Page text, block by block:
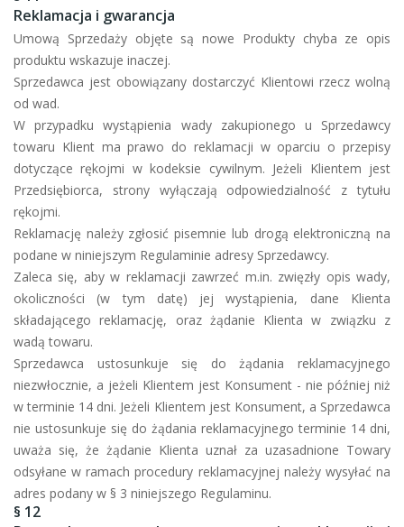
Reklamacja i gwarancja
Umową Sprzedaży objęte są nowe Produkty chyba ze opis
produktu wskazuje inaczej.
Sprzedawca jest obowiązany dostarczyć Klientowi rzecz wolną
od wad.
W przypadku wystąpienia wady zakupionego u Sprzedawcy
towaru Klient ma prawo do reklamacji w oparciu o przepisy
dotyczące rękojmi w kodeksie cywilnym. Jeżeli Klientem jest
Przedsiębiorca, strony wyłączają odpowiedzialność z tytułu
rękojmi.
Reklamację należy zgłosić pisemnie lub drogą elektroniczną na
podane w niniejszym Regulaminie adresy Sprzedawcy.
Zaleca się, aby w reklamacji zawrzeć m.in. zwięzły opis wady,
okoliczności (w tym datę) jej wystąpienia, dane Klienta
składającego reklamację, oraz żądanie Klienta w związku z
wadą towaru.
Sprzedawca ustosunkuje się do żądania reklamacyjnego
niezwłocznie, a jeżeli Klientem jest Konsument - nie później niż
w terminie 14 dni. Jeżeli Klientem jest Konsument, a Sprzedawca
nie ustosunkuje się do żądania reklamacyjnego terminie 14 dni,
uważa się, że żądanie Klienta uznał za uzasadnione Towary
odsyłane w ramach procedury reklamacyjnej należy wysyłać na
adres podany w § 3 niniejszego Regulaminu.
§ 12